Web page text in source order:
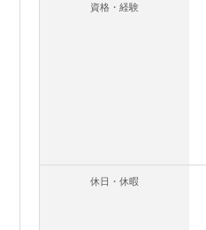
資格・経験
休日・休暇